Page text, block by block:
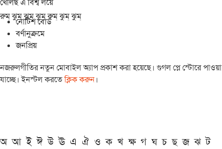
খেলিছ এ বিশ্ব লয়ে
রুম্ ঝুম্ ঝুম্ ঝুম্ রুম্ ঝুম্ ঝুম্
নোটিশ বোর্ড
বর্ণানুক্রমে
জনপ্রিয়
নজরুলগীতির নতুন মোবাইল অ্যাপ প্রকাশ করা হয়েছে। গুগল প্লে স্টোরে পাওয়া
যাচ্ছে। ইনস্টল করতেক্লিক করুন।
অ আ ই ঈ উ ঊ এ ঐ ও ক খ ক্ষ গ ঘ চ ছ জ ঝ ট